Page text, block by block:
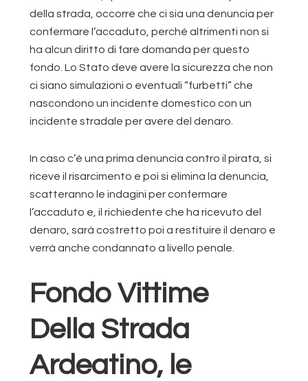
della strada, occorre che ci sia una denuncia per
confermare l’accaduto, perché altrimenti non si
ha alcun diritto di fare domanda per questo
fondo. Lo Stato deve avere la sicurezza che non
ci siano simulazioni o eventuali “furbetti” che
nascondono un incidente domestico con un
incidente stradale per avere del denaro.
In caso c’è una prima denuncia contro il pirata, si
riceve il risarcimento e poi si elimina la denuncia,
scatteranno le indagini per confermare
l’accaduto e, il richiedente che ha ricevuto del
denaro, sarà costretto poi a restituire il denaro e
verrà anche condannato a livello penale.
Fondo Vittime
Della Strada
Ardeatino, le